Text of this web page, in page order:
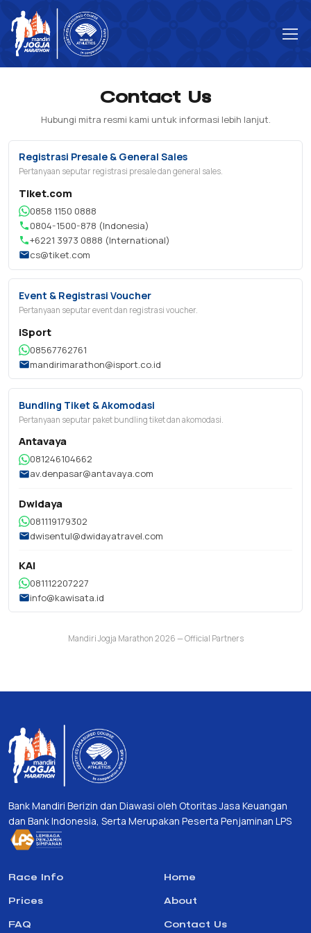
Contact Us
Hubungi mitra resmi kami untuk informasi lebih lanjut.
Registrasi Presale & General Sales
Pertanyaan seputar registrasi presale dan general sales.
Tiket.com
0858 1150 0888
0804-1500-878 (Indonesia)
+6221 3973 0888 (International)
cs@tiket.com
Event & Registrasi Voucher
Pertanyaan seputar event dan registrasi voucher.
iSport
08567762761
mandirimarathon@isport.co.id
Bundling Tiket & Akomodasi
Pertanyaan seputar paket bundling tiket dan akomodasi.
Antavaya
081246104662
av.denpasar@antavaya.com
Dwidaya
081119179302
dwisentul@dwidayatravel.com
KAI
081112207227
info@kawisata.id
Mandiri Jogja Marathon 2026 — Official Partners
Bank Mandiri Berizin dan Diawasi oleh Otoritas Jasa Keuangan
dan Bank Indonesia, Serta Merupakan Peserta Penjaminan LPS
Race Info
Prices
FAQ
Home
About
Contact Us